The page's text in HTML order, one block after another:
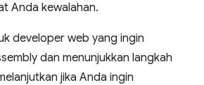
Anda kewalahan.
developer web yang ingin
dan menunjukkan langkah
jika Anda ingin